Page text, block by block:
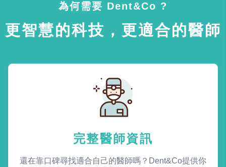
為何需要 Dent&Co ?
更智慧的科技，更適合的醫師
完整醫師資訊
還在靠口碑尋找適合自己的醫師嗎？Dent&Co提供你